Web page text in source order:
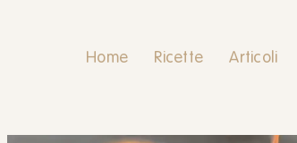
Home Ricette Articoli